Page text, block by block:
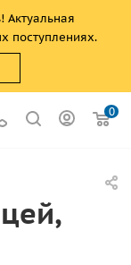
Актуальная
поступлениях.
0